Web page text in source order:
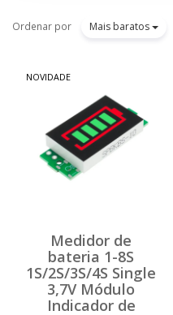
Ordenar por Mais baratos
NOVIDADE
Medidor de
bateria 1-8S
1S/2S/3S/4S Single
3,7V Módulo
Indicador de